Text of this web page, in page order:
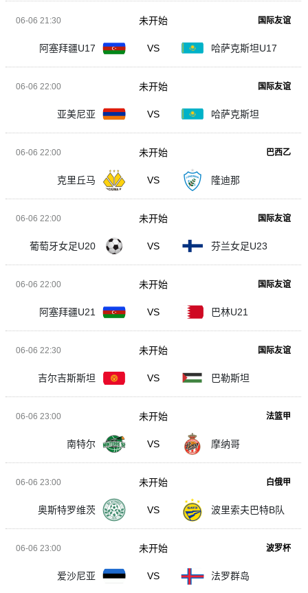
06-06 21:30 国际友谊
阿塞拜疆U17 VS 哈萨克斯坦U17
未开始
06-06 22:00 国际友谊
亚美尼亚 VS 哈萨克斯坦
未开始
06-06 22:00 巴西乙
克里丘马 VS 隆迪那
未开始
06-06 22:00 国际友谊
葡萄牙女足U20 VS 芬兰女足U23
未开始
06-06 22:00 国际友谊
阿塞拜疆U21 VS 巴林U21
未开始
06-06 22:30 国际友谊
吉尔吉斯斯坦 VS 巴勒斯坦
未开始
06-06 23:00 法篮甲
南特尔 VS 摩纳哥
未开始
06-06 23:00 白俄甲
奥斯特罗维茨 VS 波里索夫巴特B队
未开始
06-06 23:00 波罗杯
爱沙尼亚 VS 法罗群岛
未开始